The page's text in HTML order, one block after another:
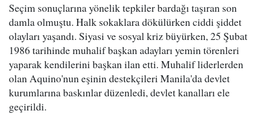
Seçim sonuçlarına yönelik tepkiler bardağı taşıran son
damla olmuştu. Halk sokaklara dökülürken ciddi şiddet
olayları yaşandı. Siyasi ve sosyal kriz büyürken, 25 Şubat
1986 tarihinde muhalif başkan adayları yemin törenleri
yaparak kendilerini başkan ilan etti. Muhalif liderlerden
olan Aquino'nun eşinin destekçileri Manila'da devlet
kurumlarına baskınlar düzenledi, devlet kanalları ele
geçirildi.